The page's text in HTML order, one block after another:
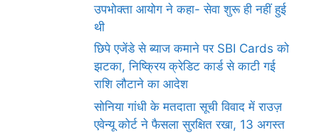
उपभोक्ता आयोग ने कहा- सेवा शुरू ही नहीं हुई
थी
छिपे एजेंडे से ब्याज कमाने पर SBI Cards को
झटका, निष्क्रिय क्रेडिट कार्ड से काटी गई
राशि लौटाने का आदेश
सोनिया गांधी के मतदाता सूची विवाद में राउज़
एवेन्यू कोर्ट ने फैसला सुरक्षित रखा, 13 अगस्त